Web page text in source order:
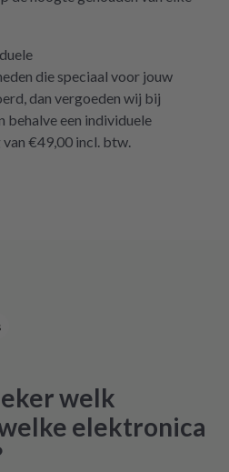
die speciaal voor jouw
dan vergoeden wij bij
behalve een individuele
€49,00 incl. btw.
welk
elektronica